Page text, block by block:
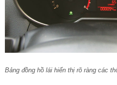
Bảng đồng hồ lái hiển thị rõ ràng các